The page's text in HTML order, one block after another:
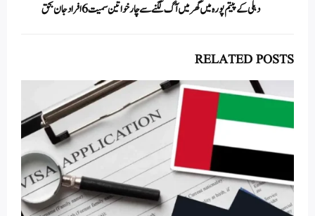
دہلی کے پیتم پورہ میں گھر میں آگ لگنے سے چار خواتین سمیت 6 افراد جان بحق
RELATED POSTS